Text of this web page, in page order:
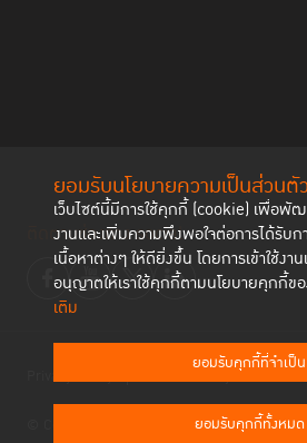
ยอมรับนโยบายความเป็นส่วนตัว
เว็บไซต์นี้มีการใช้คุกกี้ (cookie) เพื่อพั
งานและเพิ่มความพึงพอใจต่อการได้รับก
เนื้อหาต่างๆ ให้ดียิ่งขึ้น โดยการเข้าใช้งา
อนุญาตให้เราใช้คุกกี้ตามนโยบายคุกกี้ขอ
เติม
ยอมรับคุกกี้ที่จำเป็น
ยอมรับคุกกี้ทั้งหมด
ติดตามช่องทาง social
© Copyright 2023 Thailand Institute of
Privacy Policy Cookies Policy